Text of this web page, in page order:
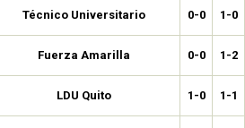
Técnico Universitario 0-0 1-0
Fuerza Amarilla 0-0 1-2
LDU Quito 1-0 1-1